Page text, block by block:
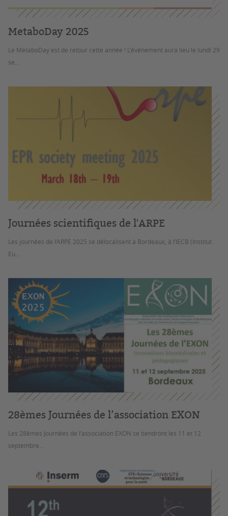
MetaboDay 2025
Le MetaboDay est de retour cette année ! L'événement aura lieu le lundi 29
se...
Journées scientifiques de l'ARPE
Les journées de l’ARPE 2025 se délocalisent à Bordeaux, à l’IECB (Institut
Eu...
28èmes Journées de l’association EXON
Les 28èmes Journées de l’association EXON se tiendront les 11 et 12
septembre...